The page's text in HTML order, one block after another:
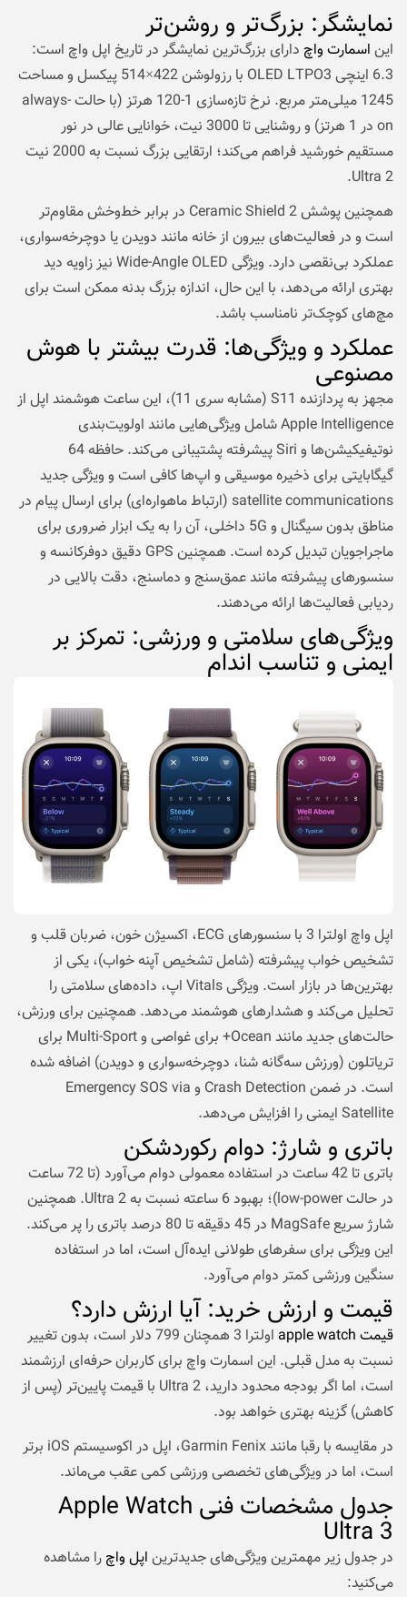
نمایشگر: بزرگ‌تر و روشن‌تر
این اسمارت واچ دارای بزرگ‌ترین نمایشگر در تاریخ اپل واچ است:
6.3 اینچی OLED LTPO3 با رزولوشن 422×514 پیکسل و مساحت
1245 میلی‌متر مربع. نرخ تازه‌سازی 1-120 هرتز (با حالت always-
on در 1 هرتز) و روشنایی تا 3000 نیت، خوانایی عالی در نور
مستقیم خورشید فراهم می‌کند؛ ارتقایی بزرگ نسبت به 2000 نیت
Ultra 2.
همچنین پوشش Ceramic Shield 2 در برابر خط‌وخش مقاوم‌تر
است و در فعالیت‌های بیرون از خانه مانند دویدن یا دوچرخه‌سواری،
عملکرد بی‌نقصی دارد. ویژگی Wide-Angle OLED نیز زاویه دید
بهتری ارائه می‌دهد، با این حال، اندازه بزرگ بدنه ممکن است برای
مچ‌های کوچک‌تر نامناسب باشد.
عملکرد و ویژگی‌ها: قدرت بیشتر با هوش
مصنوعی
مجهز به پردازنده S11 (مشابه سری 11)، این ساعت هوشمند اپل از
Apple Intelligence شامل ویژگی‌هایی مانند اولویت‌بندی
نوتیفیکیشن‌ها و Siri پیشرفته پشتیبانی می‌کند. حافظه 64
گیگابایتی برای ذخیره موسیقی و اپ‌ها کافی است و ویژگی جدید
satellite communications (ارتباط ماهواره‌ای) برای ارسال پیام در
مناطق بدون سیگنال و 5G داخلی، آن را به یک ابزار ضروری برای
ماجراجویان تبدیل کرده است. همچنین GPS دقیق دوفرکانسه و
سنسورهای پیشرفته مانند عمق‌سنج و دماسنج، دقت بالایی در
ردیابی فعالیت‌ها ارائه می‌دهند.
ویژگی‌های سلامتی و ورزشی: تمرکز بر
ایمنی و تناسب اندام
اپل واچ اولترا 3 با سنسورهای ECG، اکسیژن خون، ضربان قلب و
تشخیص خواب پیشرفته (شامل تشخیص آپنه خواب)، یکی از
بهترین‌ها در بازار است. ویژگی Vitals اپ، داده‌های سلامتی را
تحلیل می‌کند و هشدارهای هوشمند می‌دهد. همچنین برای ورزش،
حالت‌های جدید مانند Ocean+ برای غواصی و Multi-Sport برای
تریاتلون (ورزش سه‌گانه شنا، دوچرخه‌سواری و دویدن) اضافه شده
است. در ضمن Crash Detection و Emergency SOS via
Satellite ایمنی را افزایش می‌دهد.
باتری و شارژ: دوام رکوردشکن
باتری تا 42 ساعت در استفاده معمولی دوام می‌آورد (تا 72 ساعت
در حالت low-power)؛ بهبود 6 ساعته نسبت به Ultra 2. همچنین
شارژ سریع MagSafe در 45 دقیقه تا 80 درصد باتری را پر می‌کند.
این ویژگی برای سفرهای طولانی ایده‌آل است، اما در استفاده
سنگین ورزشی کمتر دوام می‌آورد.
قیمت و ارزش خرید: آیا ارزش دارد؟
قیمت apple watch
اولترا 3 همچنان 799 دلار است، بدون تغییر
نسبت به مدل قبلی. این اسمارت واچ برای کاربران حرفه‌ای ارزشمند
است، اما اگر بودجه محدود دارید، Ultra 2 با قیمت پایین‌تر (پس از
کاهش) گزینه بهتری خواهد بود.
در مقایسه با رقبا مانند Garmin Fenix، اپل در اکوسیستم iOS برتر
است، اما در ویژگی‌های تخصصی ورزشی کمی عقب می‌ماند.
جدول مشخصات فنی Apple Watch
Ultra 3
در جدول زیر مهمترین ویژگی‌‌های جدیدترین اپل واچ را مشاهده
می‌کنید: